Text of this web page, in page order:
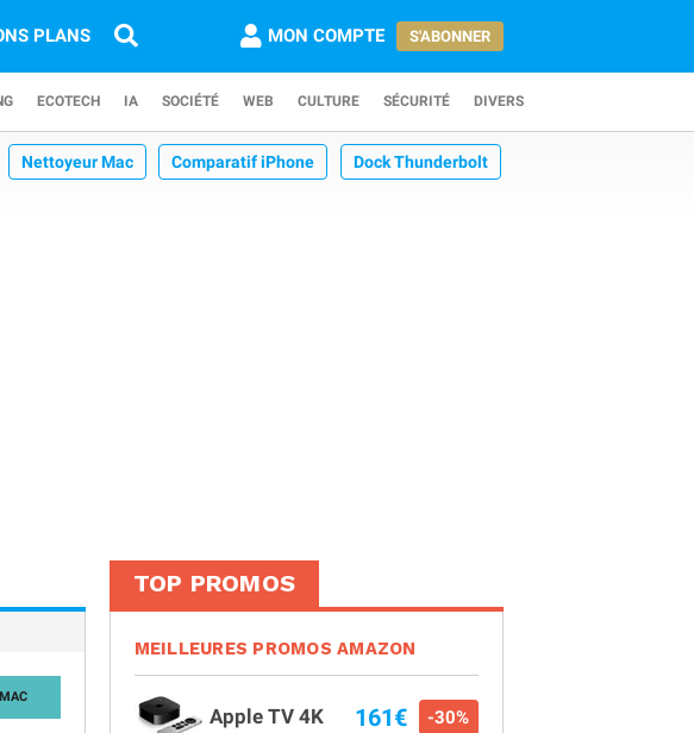
PLANS MON COMPTE S'ABONNER
ECOTECH IA SOCIÉTÉ WEB CULTURE SÉCURITÉ DIVERS
Nettoyeur Mac Comparatif iPhone Dock Thunderbolt
MAC
TOP PROMOS
MEILLEURES PROMOS AMAZON
Apple TV 4K 161€ -30%